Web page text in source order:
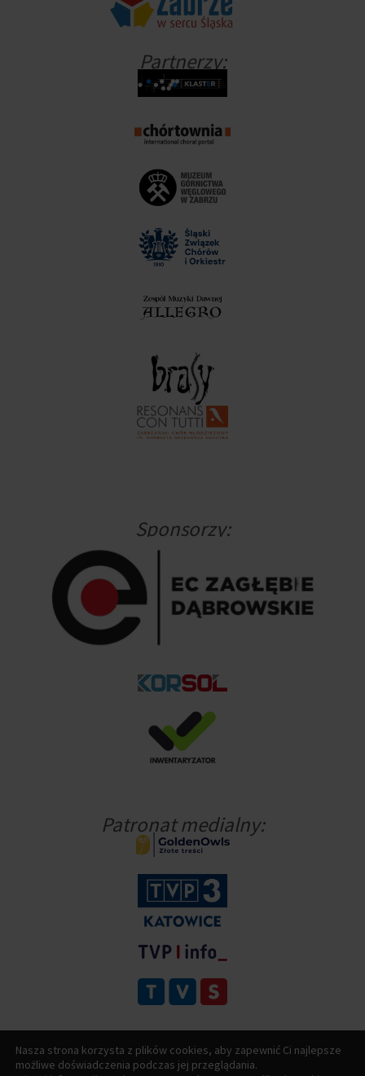
Partnerzy:
Sponsorzy:
Patronat medialny:
Nasza strona korzysta z plików cookies, aby zapewnić Ci najlepsze
możliwe doświadczenia podczas jej przeglądania.